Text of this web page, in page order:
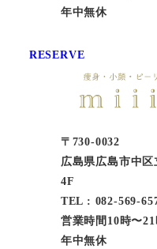
年中無休
RESERVE
〒730-0032
広島県広島市中
4F
TEL : 082-569-
営業時間10時〜
年中無休